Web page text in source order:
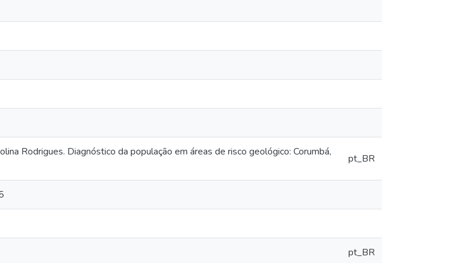
Rodrigues. Diagnóstico da população em áreas de risco geológico: Corumbá,
pt_BR
pt_BR